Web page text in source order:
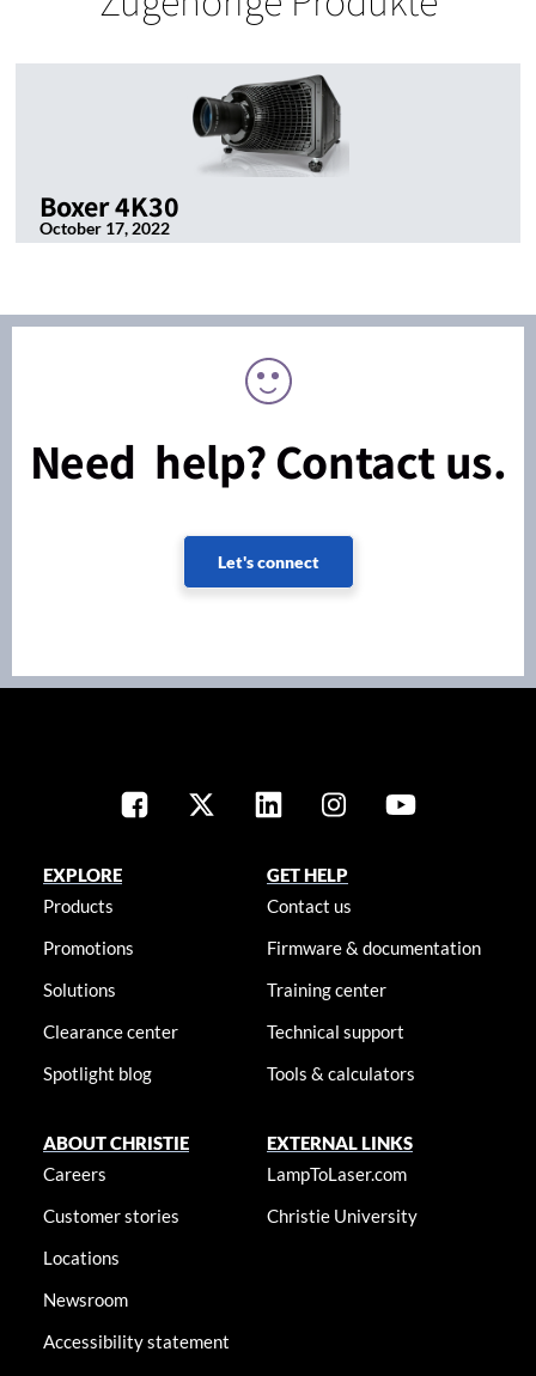
Boxer 4K30
October 17, 2022
Need help? Contact us.
Let's connect
EXPLORE
Products
Promotions
Solutions
Clearance center
Spotlight blog
GET HELP
Contact us
Firmware & documentation
Training center
Technical support
Tools & calculators
ABOUT CHRISTIE
Careers
Customer stories
Locations
Newsroom
Accessibility statement
EXTERNAL LINKS
LampToLaser.com
Christie University